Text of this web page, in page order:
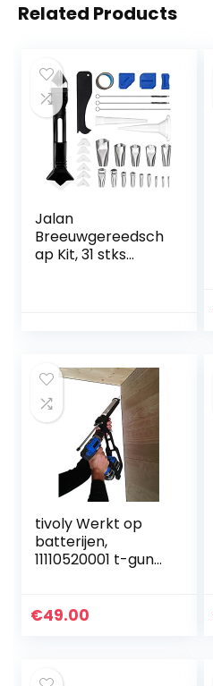
Related Products
Jalan
Breeuwgereedsch
ap Kit, 31 stks
Verschillende
Maat Nozzle
Sealant Afwerking
Tool Siliconen
Pads, voor Keuken
Badkamer Venster
tivoly Werkt op
batterijen,
11110520001 t-gun
accuschroevendra
€49.00